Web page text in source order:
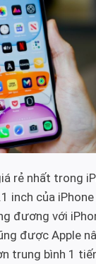
rẻ nhất trong
inch của
đương với
được Apple
trung bình 1